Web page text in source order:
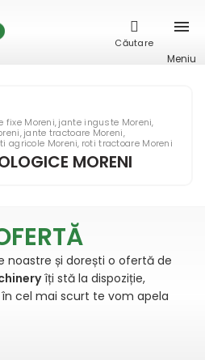
Căutare
Meniu
fixe Moreni jante inguste Moreni
jante tractoare Moreni
agricole Moreni roti tractoare Moreni
MORENI
noastre și dorești o ofertă de
îți stă la dispoziție,
cel mai scurt te vom apela